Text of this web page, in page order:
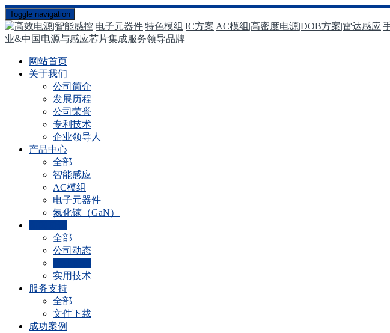
Toggle navigation
网站首页
关于我们
公司简介
发展历程
公司荣誉
专利技术
企业领导人
产品中心
全部
智能感应
AC模组
电子元器件
氮化镓（GaN）
全部
公司动态
实用技术
服务支持
全部
文件下载
成功案例